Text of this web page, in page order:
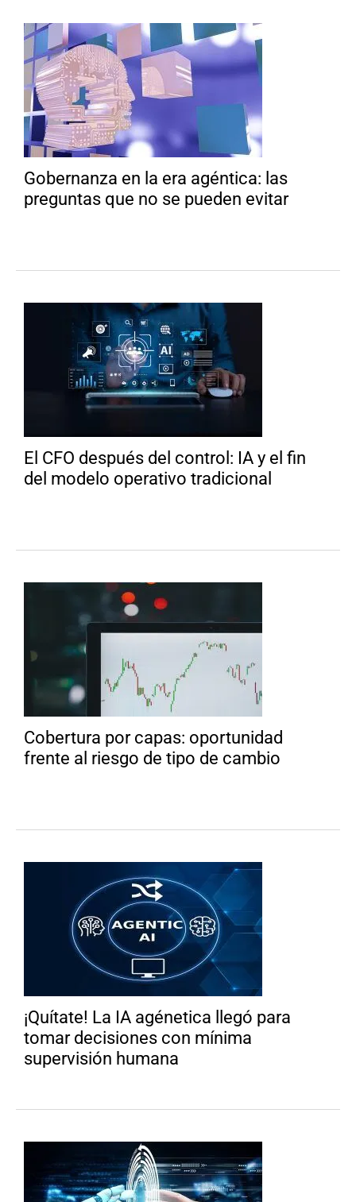
Gobernanza en la era agéntica: las
preguntas que no se pueden evitar
El CFO después del control: IA y el fin
del modelo operativo tradicional
Cobertura por capas: oportunidad
frente al riesgo de tipo de cambio
¡Quítate! La IA agénetica llegó para
tomar decisiones con mínima
supervisión humana